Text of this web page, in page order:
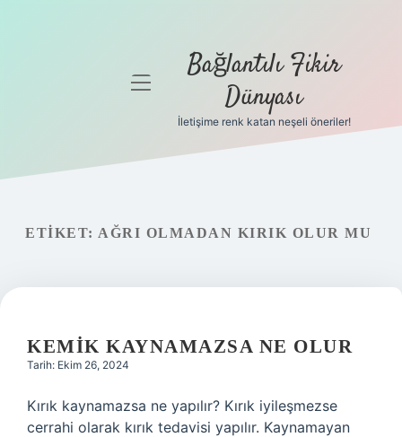
Gizlilik
Yasal Uyarı
Hakkımızda
menüyü
Bağlantılı Fikir
Dünyası
İletişime renk katan neşeli öneriler!
ETIKET: AĞRI OLMADAN KIRIK OLUR MU
KEMIK KAYNAMAZSA NE OLUR
Tarih: Ekim 26, 2024
Kırık kaynamazsa ne yapılır? Kırık iyileşmezse
cerrahi olarak kırık tedavisi yapılır. Kaynamayan